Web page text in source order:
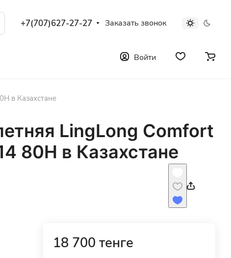
+7(707)627-27-27 Заказать звонок
Войти
в Казахстане
LingLong Comfort
80H в Казахстане
18 700 тенге